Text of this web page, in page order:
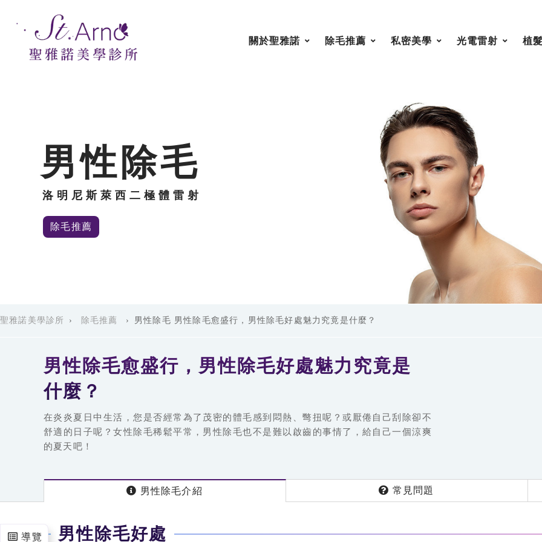
關於聖雅諾 除毛推薦 私密美學 光電雷射 植
男性除毛
洛明尼斯萊西二極體雷射
除毛推薦
聖雅諾美學診所 › 除毛推薦 › 男性除毛 男性除毛愈盛行，男性除毛好處魅力究竟是什麼？
男性除毛愈盛行，男性除毛好處魅力究竟是
什麼？
在炎炎夏日中生活，您是否經常為了茂密的體毛感到悶熱、彆扭呢？或厭倦自己刮除卻不
舒適的日子呢？女性除毛稀鬆平常，男性除毛也不是難以啟齒的事情了，給自己一個涼爽
的夏天吧！
男性除毛介紹 常見問題
導覽 男性除毛好處